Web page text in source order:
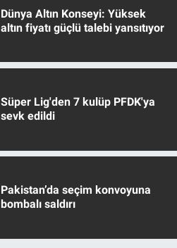
Dünya Altın Konseyi: Yüksek
altın fiyatı güçlü talebi yansıtıyor
Süper Lig'den 7 kulüp PFDK'ya
sevk edildi
Pakistan’da seçim konvoyuna
bombalı saldırı